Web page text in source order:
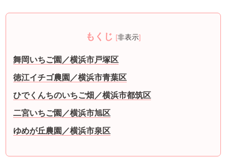
もくじ [非表示]
舞岡いちご園／横浜市戸塚区
徳江イチゴ農園／横浜市青葉区
ひでくんちのいちご畑／横浜市都筑区
二宮いちご園／横浜市旭区
ゆめが丘農園／横浜市泉区